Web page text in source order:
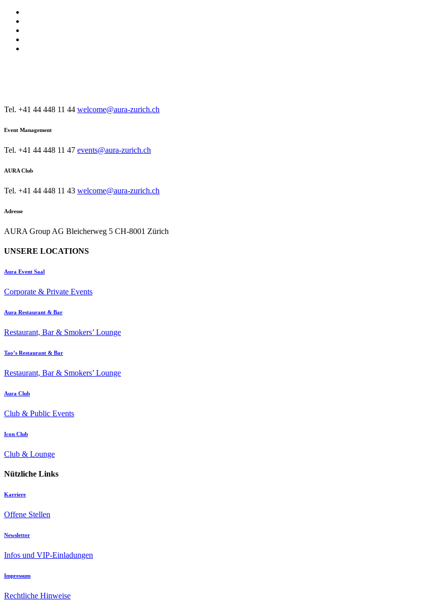
Tel. +41 44 448 11 44 welcome@aura-zurich.ch
Event Management
Tel. +41 44 448 11 47 events@aura-zurich.ch
AURA Club
Tel. +41 44 448 11 43 welcome@aura-zurich.ch
Adresse
AURA Group AG Bleicherweg 5 CH-8001 Zürich
UNSERE LOCATIONS
Aura Event Saal
Corporate & Private Events
Aura Restaurant & Bar
Restaurant, Bar & Smokers’ Lounge
Tao’s Restaurant & Bar
Restaurant, Bar & Smokers’ Lounge
Aura Club
Club & Public Events
Icon Club
Club & Lounge
Nützliche Links
Karriere
Offene Stellen
Newsletter
Infos und VIP-Einladungen
Impressum
Rechtliche Hinweise